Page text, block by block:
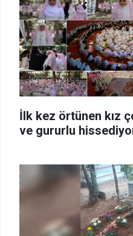
İlk kez örtünen kız
ve gururlu